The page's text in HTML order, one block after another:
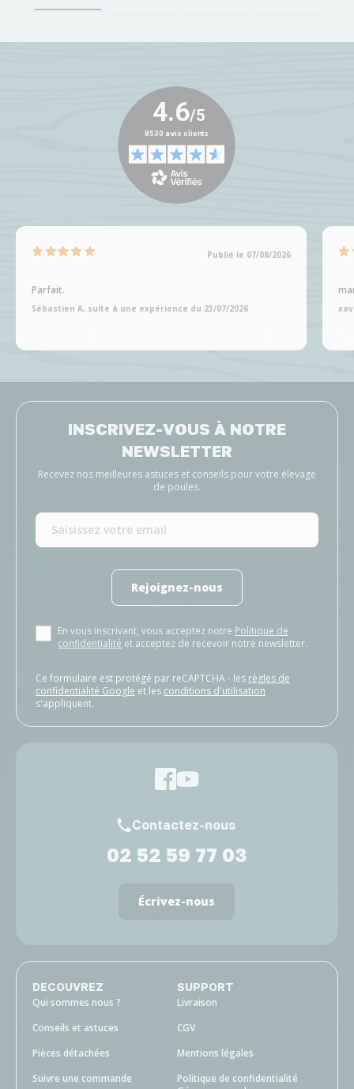
Publié le 07/08/2026
Parfait.
Sébastien A, suite à une expérience du 23/07/2026
INSCRIVEZ-VOUS À NOTRE
NEWSLETTER
Recevez nos meilleures astuces et conseils pour votre élevage
de poules.
Rejoignez-nous
En vous inscrivant, vous acceptez notre Politique de
confidentialité et acceptez de recevoir notre newsletter.
Ce formulaire est protégé par reCAPTCHA - les règles de
confidentialité Google et les conditions d'utilisation
s'appliquent.
Contactez-nous
02 52 59 77 03
Écrivez-nous
DECOUVREZ
Qui sommes nous ?
Conseils et astuces
Pièces détachées
Suivre une commande
SUPPORT
Livraison
CGV
Mentions légales
Politique de confidentialité